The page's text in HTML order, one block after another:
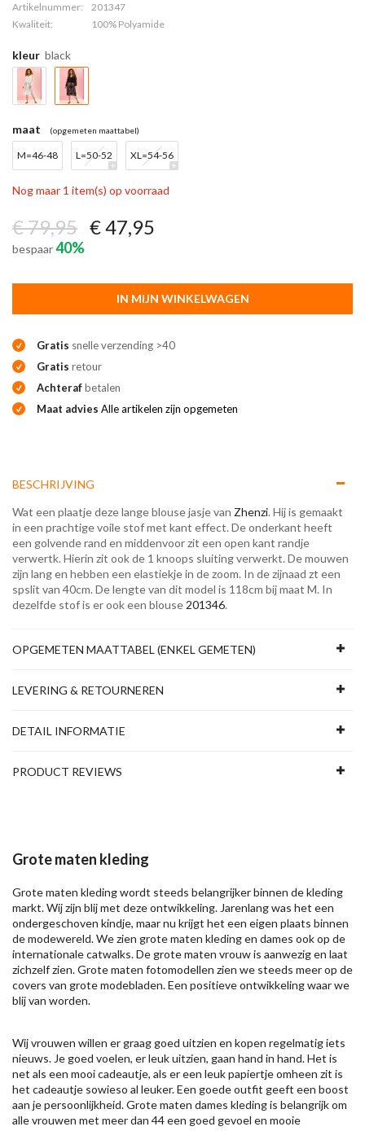
Artikelnummer:
201347
Kwaliteit:
100% Polyamide
kleur black
maat (opgemeten maattabel)
M=46-48 L=50-52 XL=54-56
Nog maar 1 item(s) op voorraad
€ 79,95 € 47,95
bespaar40%
IN MIJN WINKELWAGEN
Gratis snelle verzending >40
Gratis retour
Achterafbetalen
Maat advies Alle artikelen zijn opgemeten
BESCHRIJVING
Wat een plaatje deze lange blouse jasje van Zhenzi. Hij is gemaakt
in een prachtige voile stof met kant effect. De onderkant heeft
een golvende rand en middenvoor zit een open kant randje
verwertk. Hierin zit ook de 1 knoops sluiting verwerkt. De mouwen
zijn lang en hebben een elastiekje in de zoom. In de zijnaad zt een
spslit van 40cm. De lengte van dit model is 118cm bij maat M. In
dezelfde stof is er ook een blouse 201346.
OPGEMETEN MAATTABEL (ENKEL GEMETEN)
LEVERING & RETOURNEREN
DETAIL INFORMATIE
PRODUCT REVIEWS
Grote maten kleding
Grote maten kleding wordt steeds belangrijker binnen de kleding
markt. Wij zijn blij met deze ontwikkeling. Jarenlang was het een
ondergeschoven kindje, maar nu krijgt het een eigen plaats binnen
de modewereld. We zien grote maten kleding en dames ook op de
internationale catwalks. De grote maten vrouw is aanwezig en laat
zichzelf zien. Grote maten fotomodellen zien we steeds meer op de
covers van grote modebladen. Een positieve ontwikkeling waar we
blij van worden.
Wij vrouwen willen er graag goed uitzien en kopen regelmatig iets
nieuws. Je goed voelen, er leuk uitzien, gaan hand in hand. Het is
net als een mooi cadeautje, als er een leuk papiertje omheen zit is
het cadeautje sowieso al leuker. Een goede outfit geeft een boost
aan je persoonlijkheid. Grote maten dames kleding is belangrijk om
alle vrouwen met meer dan 44 een goed gevoel en mooie